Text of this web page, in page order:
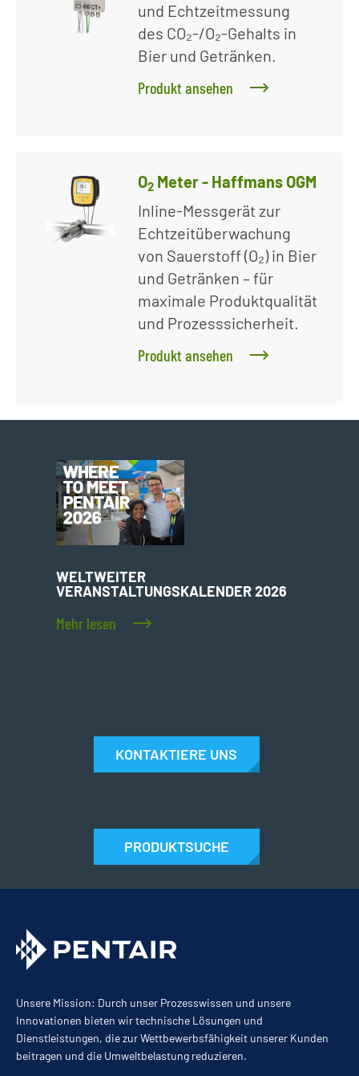
und Echtzeitmessung
des CO₂-/O₂-Gehalts in
Bier und Getränken.
Produkt ansehen
O2 Meter - Haffmans OGM
Inline-Messgerät zur
Echtzeitüberwachung
von Sauerstoff (O₂) in Bier
und Getränken – für
maximale Produktqualität
und Prozesssicherheit.
Produkt ansehen
WELTWEITER
VERANSTALTUNGSKALENDER 2026
Mehr lesen
KONTAKTIERE UNS
PRODUKTSUCHE
Unsere Mission: Durch unser Prozesswissen und unsere
Innovationen bieten wir technische Lösungen und
Dienstleistungen, die zur Wettbewerbsfähigkeit unserer Kunden
beitragen und die Umweltbelastung reduzieren.